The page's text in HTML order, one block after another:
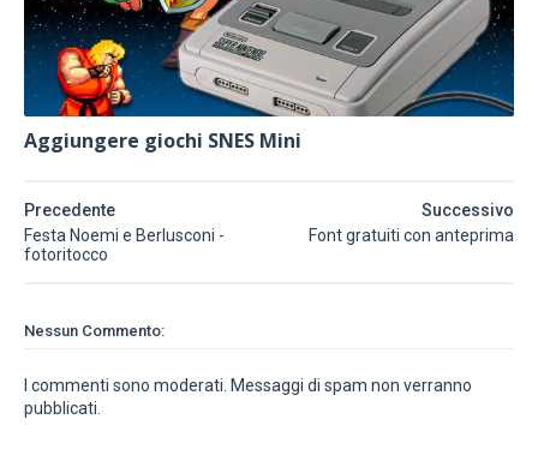
Aggiungere giochi SNES Mini
Successivo
Font gratuiti con anteprima
Precedente
Festa Noemi e Berlusconi -
fotoritocco
Nessun Commento:
I commenti sono moderati. Messaggi di spam non verranno
pubblicati.